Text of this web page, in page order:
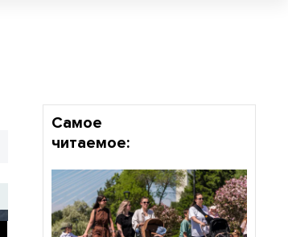
Самое
читаемое: